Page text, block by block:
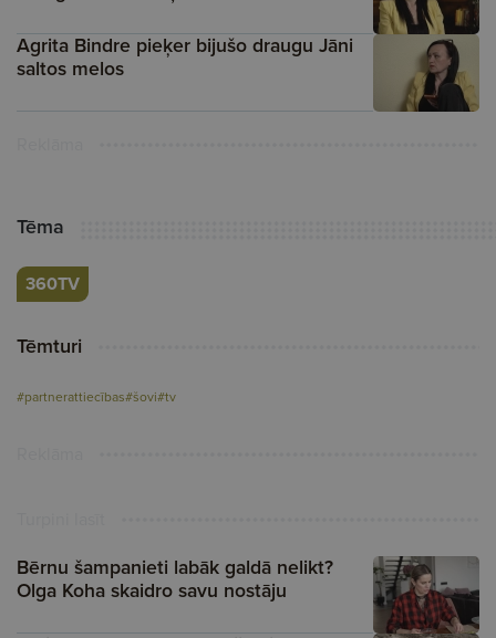
Agrita Bindre pieķer bijušo draugu Jāni
saltos melos
Tēma
360TV
Tēmturi
#partnerattiecības#šovi#tv
Bērnu šampanieti labāk galdā nelikt?
Olga Koha skaidro savu nostāju